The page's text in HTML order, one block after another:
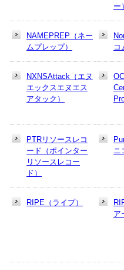
ー
NAMEPREP（ネー
ムプレップ）
コ
NXNSAttack（エヌ
エックスエヌエス
アタック）
PTRリソースレコ
ード（ポインター
リソースレコー
ド）
ニ
RIPE（ライプ）
ア